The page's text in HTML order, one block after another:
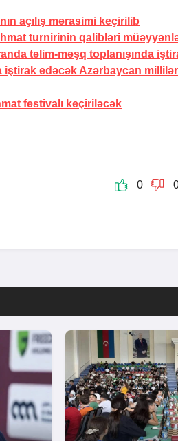
açılış mərasimi keçirilib
turnirinin qalibləri
təlim-məşq toplanışında
iştirak edəcək Azərbaycan
festivalı keçiriləcək
0